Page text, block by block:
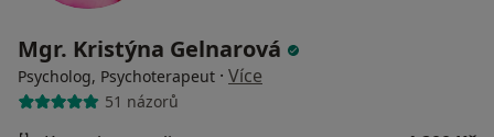
Mgr. Kristýna Gelnarová
Psycholog, Psychoterapeut · Více
51 názorů